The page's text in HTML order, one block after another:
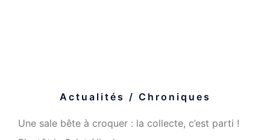
Actualités / Chroniques
Une sale bête à croquer : la collecte, c’est parti !